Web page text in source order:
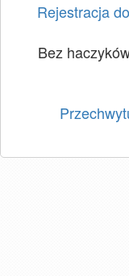
Rejestracja
Bez